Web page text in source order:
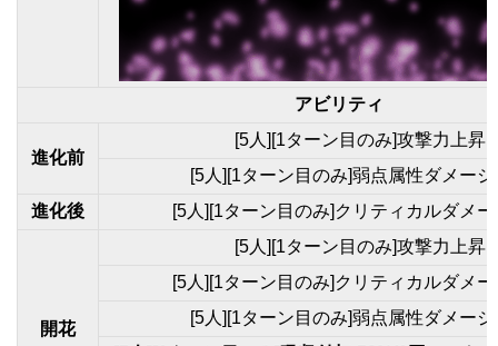
アビリティ
進化前
[5人][1ターン目のみ]攻撃力上昇
[5人][1ターン目のみ]弱点属性ダメー
進化後
[5人][1ターン目のみ]クリティカルダメ
開花
[5人][1ターン目のみ]攻撃力上昇
[5人][1ターン目のみ]クリティカルダメ
[5人][1ターン目のみ]弱点属性ダメー